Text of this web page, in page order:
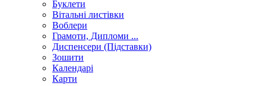
Буклети
Вітальні листівки
Воблери
Грамоти, Дипломи ...
Диспенсери (Підставки)
Зошити
Календарі
Карти